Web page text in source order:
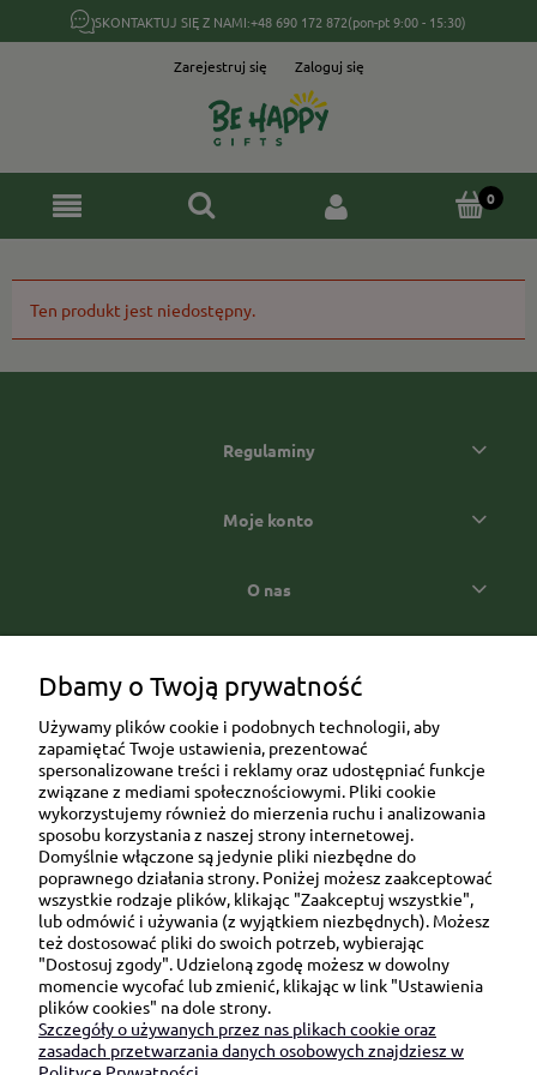
SKONTAKTUJ SIĘ Z NAMI:+48 690 172 872(pon-pt 9:00 - 15:30)
Zarejestruj się Zaloguj się
Ten produkt jest niedostępny.
Regulaminy
Moje konto
O nas
Ul. Brukowa 6/8 lok. 57/58
91-341 Łódź
NIP: 6751510615
SKONTAKTUJ SIĘ Z NAMI:
sklep@be-happygifts.com
+48 690 172 872
Dbamy o Twoją prywatność
Używamy plików cookie i podobnych technologii, aby
zapamiętać Twoje ustawienia, prezentować
spersonalizowane treści i reklamy oraz udostępniać funkcje
związane z mediami społecznościowymi. Pliki cookie
wykorzystujemy również do mierzenia ruchu i analizowania
sposobu korzystania z naszej strony internetowej.
Domyślnie włączone są jedynie pliki niezbędne do
poprawnego działania strony. Poniżej możesz zaakceptować
wszystkie rodzaje plików, klikając "Zaakceptuj wszystkie",
lub odmówić i używania (z wyjątkiem niezbędnych). Możesz
też dostosować pliki do swoich potrzeb, wybierając
"Dostosuj zgody". Udzieloną zgodę możesz w dowolny
momencie wycofać lub zmienić, klikając w link "Ustawienia
plików cookies" na dole strony.
Szczegóły o używanych przez nas plikach cookie oraz
zasadach przetwarzania danych osobowych znajdziesz w